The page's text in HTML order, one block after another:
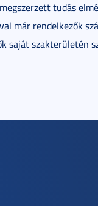
tudás
már rendelkezők
saját szakterületén